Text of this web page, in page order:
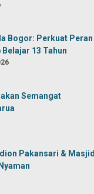
Bogor: Perkuat Peran
Belajar 13 Tahun
Semangat
Pakansari & Masjid